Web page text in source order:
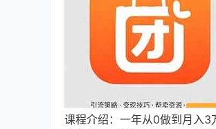
课程介绍：一年从0做到月入3